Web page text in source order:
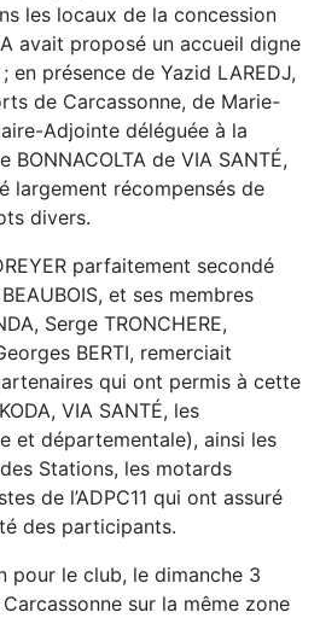
les locaux de la concession
avait proposé un accueil digne
en présence de Yazid LAREDJ,
de Carcassonne, de Marie-
Adjointe déléguée à la
de VIA SANTÉ,
largement récompensés de
divers.
parfaitement secondé
et ses membres
Serge TRONCHERE,
BERTI, remerciait
qui ont permis à cette
VIA SANTÉ, les
et départementale), ainsi les
Stations, les motards
de l’ADPC11 qui ont assuré
des participants.
pour le club, le dimanche 3
sur la même zone